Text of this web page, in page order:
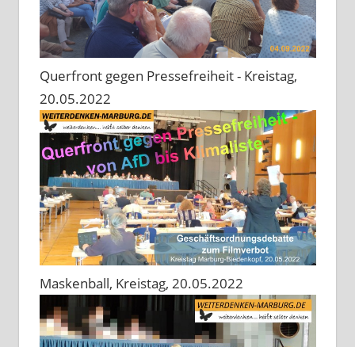
Querfront gegen Pressefreiheit - Kreistag,
20.05.2022
Maskenball, Kreistag, 20.05.2022